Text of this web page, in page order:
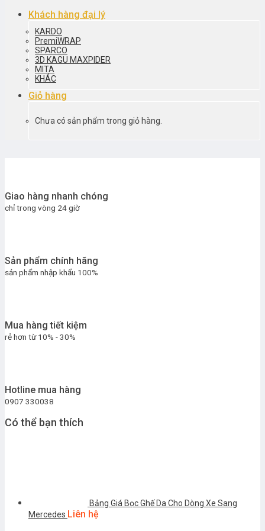
Khách hàng đại lý
KARDO
PremiWRAP
SPARCO
3D KAGU MAXPIDER
MITA
KHÁC
Giỏ hàng
Chưa có sản phẩm trong giỏ hàng.
Giao hàng nhanh chóng
chỉ trong vòng 24 giờ
Sản phẩm chính hãng
sản phẩm nhập khẩu 100%
Mua hàng tiết kiệm
rẻ hơn từ 10% - 30%
Hotline mua hàng
0907 330038
Có thể bạn thích
Bảng Giá Bọc Ghế Da Cho Dòng Xe Sang
Mercedes Liên hệ